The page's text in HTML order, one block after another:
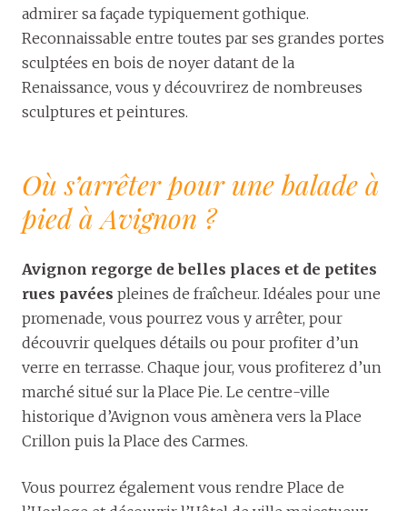
admirer sa façade typiquement gothique.
Reconnaissable entre toutes par ses grandes portes
sculptées en bois de noyer datant de la
Renaissance, vous y découvrirez de nombreuses
sculptures et peintures.
Où s’arrêter pour une balade à
pied à Avignon ?
Avignon regorge de belles places et de petites
rues pavées pleines de fraîcheur. Idéales pour une
promenade, vous pourrez vous y arrêter, pour
découvrir quelques détails ou pour profiter d’un
verre en terrasse. Chaque jour, vous profiterez d’un
marché situé sur la Place Pie. Le centre-ville
historique d’Avignon vous amènera vers la Place
Crillon puis la Place des Carmes.
Vous pourrez également vous rendre Place de